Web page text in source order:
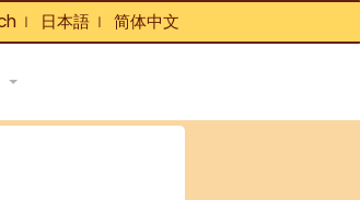
❘ 日本語 ❘ 简体中文